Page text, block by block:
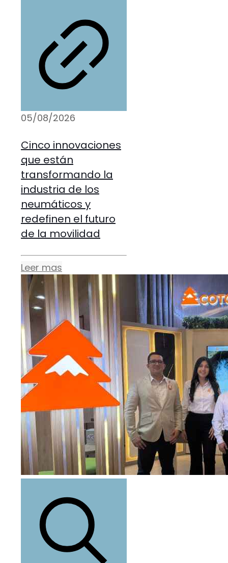
05/08/2026
Cinco innovaciones
que están
transformando la
industria de los
neumáticos y
redefinen el futuro
de la movilidad
Leer mas